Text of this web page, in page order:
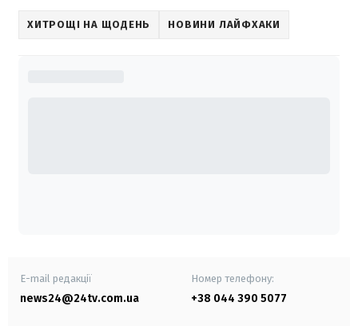
ХИТРОЩІ НА ЩОДЕНЬ НОВИНИ ЛАЙФХАКИ
E-mail редакції
news24@24tv.com.ua
Номер телефону:
+38 044 390 5077